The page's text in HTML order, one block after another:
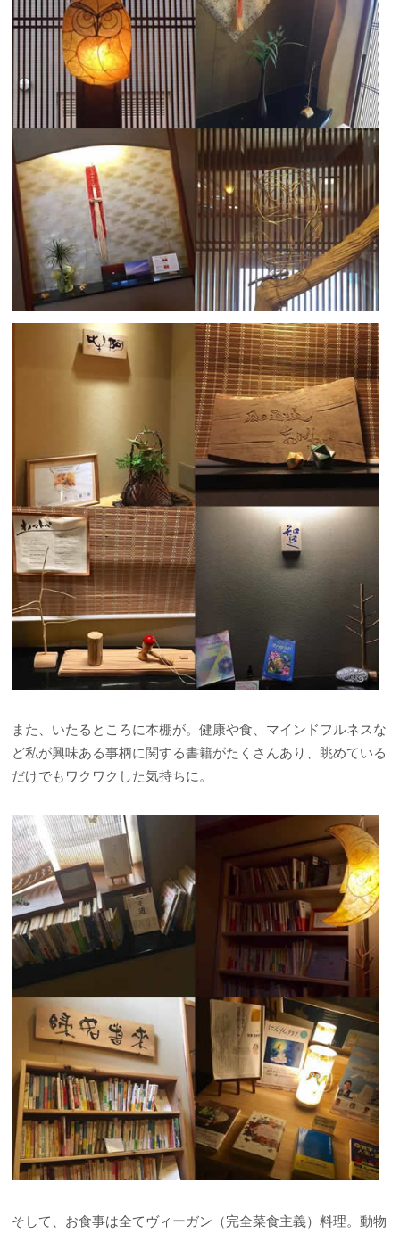
また、いたるところに本棚が。健康や食、マインドフルネスな
ど私が興味ある事柄に関する書籍がたくさんあり、眺めている
だけでもワクワクした気持ちに。
そして、お食事は全てヴィーガン（完全菜食主義）料理。動物